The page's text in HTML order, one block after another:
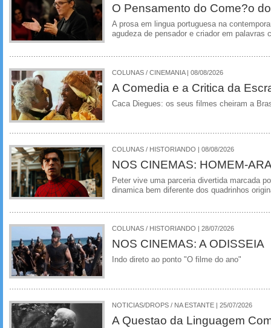
O Pensamento do Come?o
A prosa em lingua portuguesa na
agudeza de pensador e criador em palavras
COLUNAS / CINEMANIA | 08/08/2026
A Comedia e a Critica da
Caca Diegues: os seus filmes cheiram a
COLUNAS / HISTORIANDO | 08/08/2026
NOS CINEMAS: HOMEM-
Peter vive uma parceria divertida marcada
dinamica bem diferente dos quadrinhos
COLUNAS / HISTORIANDO | 28/07/2026
NOS CINEMAS: A ODISSEIA
Indo direto ao ponto "O filme do ano"
NOTICIAS/DROPS / NA ESTANTE | 25/07/2026
A Questao da Linguagem